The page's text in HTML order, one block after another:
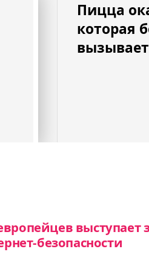
Пицца
которая
выступает
безопасности